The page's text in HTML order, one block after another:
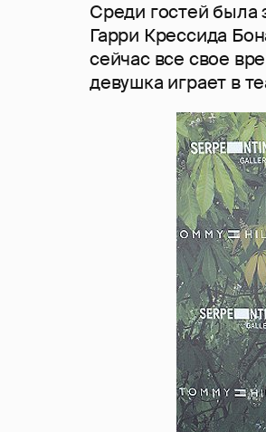
Среди гостей
Гарри Крессида
сейчас все свое
девушка играет в